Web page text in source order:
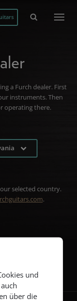
a Furch dealer. First
instruments. Then
operating there.
selected country.
.
und
über die